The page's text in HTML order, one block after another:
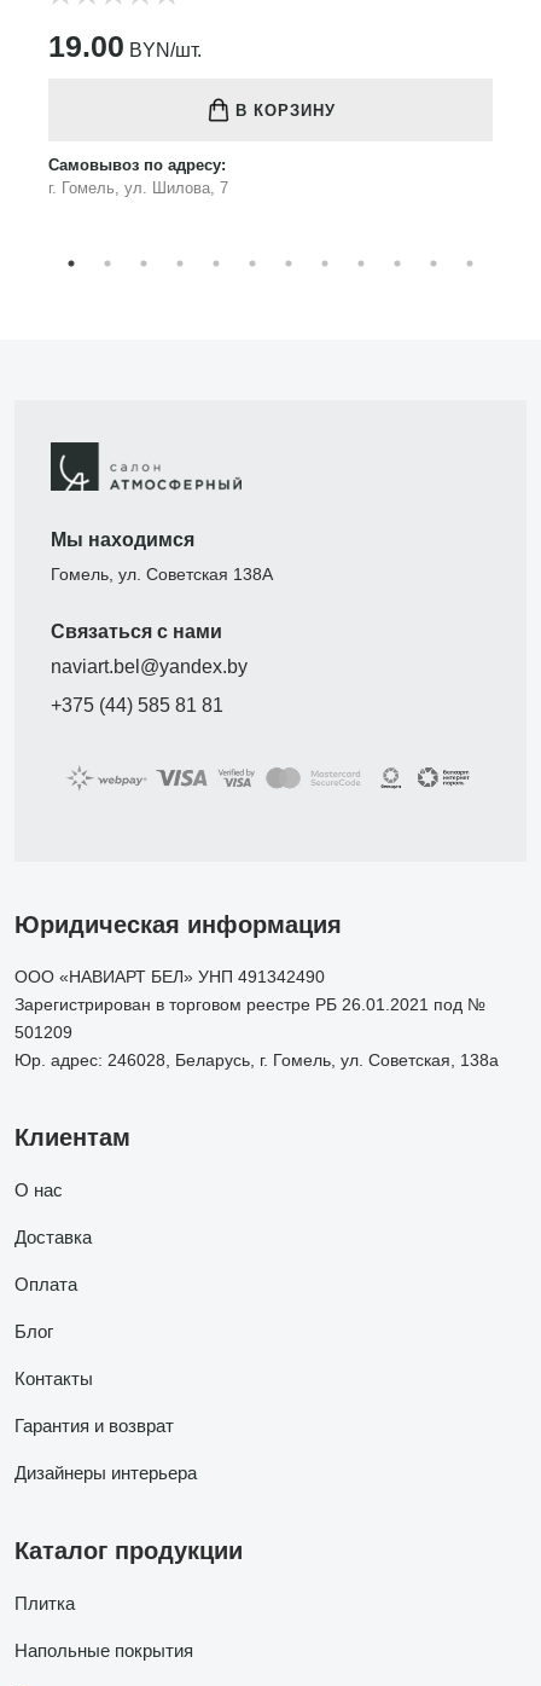
19.00 BYN/шт.
В КОРЗИНУ
Самовывоз по адресу:
г. Гомель, ул. Шилова, 7
Мы находимся
Гомель, ул. Советская 138А
Связаться с нами
naviart.bel@yandex.by
+375 (44) 585 81 81
Юридическая информация
ООО «НАВИАРТ БЕЛ» УНП 491342490
Зарегистрирован в торговом реестре РБ 26.01.2021 под №
501209
Юр. адрес: 246028, Беларусь, г. Гомель, ул. Советская, 138а
Клиентам
О нас
Доставка
Оплата
Блог
Контакты
Гарантия и возврат
Дизайнеры интерьера
Каталог продукции
Плитка
Напольные покрытия